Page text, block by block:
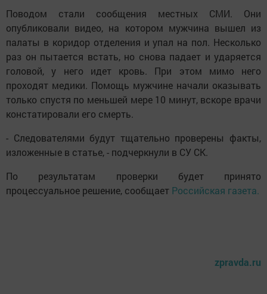
Поводом стали сообщения местных СМИ. Они
опубликовали видео, на котором мужчина вышел из
палаты в коридор отделения и упал на пол. Несколько
раз он пытается встать, но снова падает и ударяется
головой, у него идет кровь. При этом мимо него
проходят медики. Помощь мужчине начали оказывать
только спустя по меньшей мере 10 минут, вскоре врачи
констатировали его смерть.
- Следователями будут тщательно проверены факты,
изложенные в статье, - подчеркнули в СУ СК.
По результатам проверки будет принято
процессуальное решение, сообщает Российская газета.
zpravda.ru